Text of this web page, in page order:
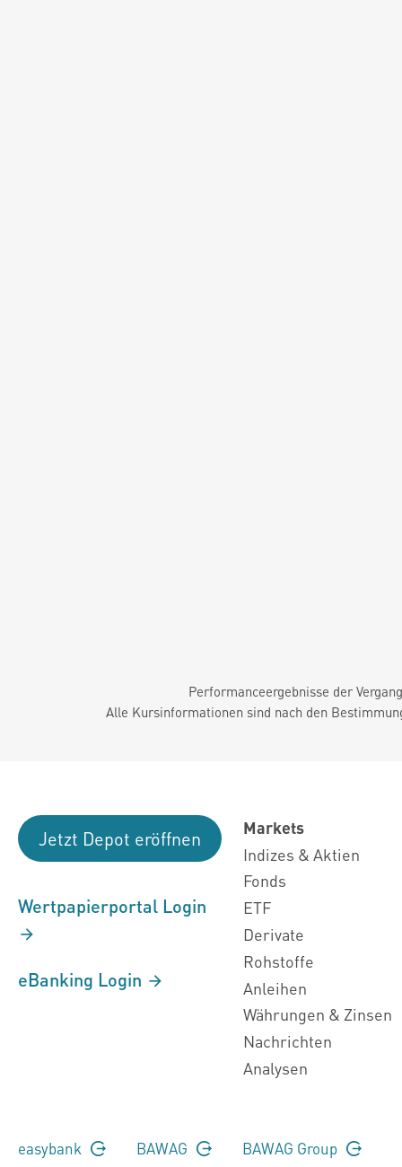
Performanceergebnisse der
Alle Kursinformationen sind nach den
Jetzt Depot eröffnen
Wertpapierportal Login
eBanking Login
Markets
Indizes & Aktien
Fonds
ETF
Derivate
Rohstoffe
Anleihen
Währungen & Zinsen
Nachrichten
Analysen
easybank BAWAG BAWAG Group